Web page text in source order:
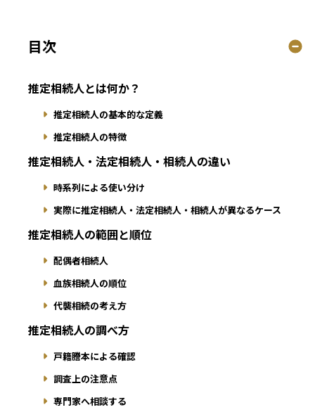
目次
推定相続人とは何か？
推定相続人の基本的な定義
推定相続人の特徴
推定相続人・法定相続人・相続人の違い
時系列による使い分け
実際に推定相続人・法定相続人・相続人が異なるケース
推定相続人の範囲と順位
配偶者相続人
血族相続人の順位
代襲相続の考え方
推定相続人の調べ方
戸籍謄本による確認
調査上の注意点
専門家へ相談する